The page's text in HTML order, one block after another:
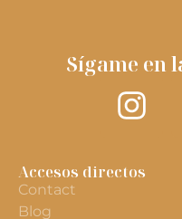
Sígame en
Accesos directos
Contact
Blog